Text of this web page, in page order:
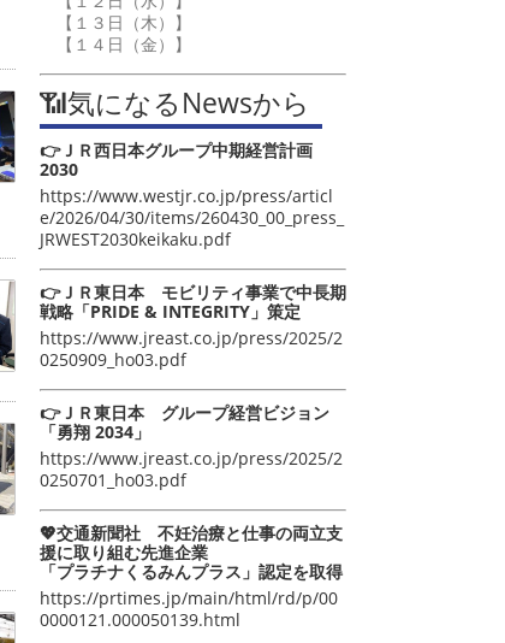
【１３日（木）】
【１４日（金）】
📶気になるNewsから
👉ＪＲ西日本グループ中期経営計画
2030
https://www.westjr.co.jp/press/articl
e/2026/04/30/items/260430_00_press_
JRWEST2030keikaku.pdf
👉ＪＲ東日本 モビリティ事業で中長期
戦略「PRIDE & INTEGRITY」策定
https://www.jreast.co.jp/press/2025/2
0250909_ho03.pdf
👉ＪＲ東日本 グループ経営ビジョン
「勇翔 2034」
https://www.jreast.co.jp/press/2025/2
0250701_ho03.pdf
💖交通新聞社 不妊治療と仕事の両立支
援に取り組む先進企業
「プラチナくるみんプラス」認定を取得
https://prtimes.jp/main/html/rd/p/00
0000121.000050139.html